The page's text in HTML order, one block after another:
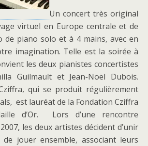
Un concert très original
virtuel en Europe centrale et de
de piano solo et à 4 mains, avec en
imagination. Telle est la soirée à
les deux pianistes concertistes
Guilmault et Jean-Noël Dubois.
qui se produit régulièrement
est lauréat de la Fondation Cziffra
d’Or. Lors d’une rencontre
les deux artistes décident d’unir
jouer ensemble, associant leurs